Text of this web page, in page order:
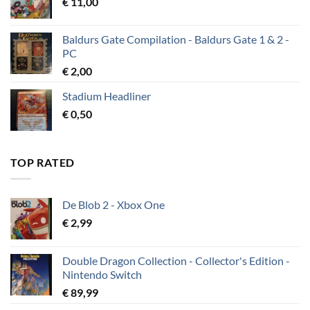
Baldurs Gate Compilation - Baldurs Gate 1 & 2 -
PC
€ 2,00
Stadium Headliner
€0,50
TOP RATED
De Blob 2 - Xbox One
€ 2,99
Double Dragon Collection - Collector's Edition -
Nintendo Switch
€89,99